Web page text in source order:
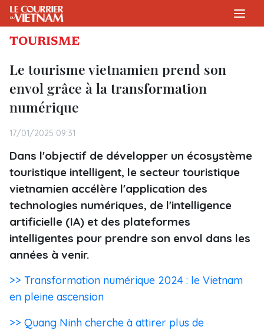
TOURISME
Le tourisme vietnamien prend son
envol grâce à la transformation
numérique
17/01/2025 09:31
Dans l'objectif de développer un écosystème
touristique intelligent, le secteur touristique
vietnamien accélère l'application des
technologies numériques, de l'intelligence
artificielle (IA) et des plateformes
intelligentes pour prendre son envol dans les
années à venir.
>> Transformation numérique 2024 : le Vietnam
en pleine ascension
>> Quang Ninh cherche à attirer plus de